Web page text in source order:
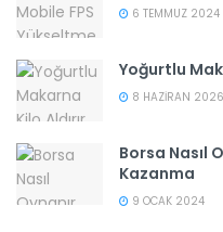
6 TEMMUZ 2024
Yoğurtlu
8 HAZIRAN 2026
Borsa Nasıl
Kazanma
9 OCAK 2024